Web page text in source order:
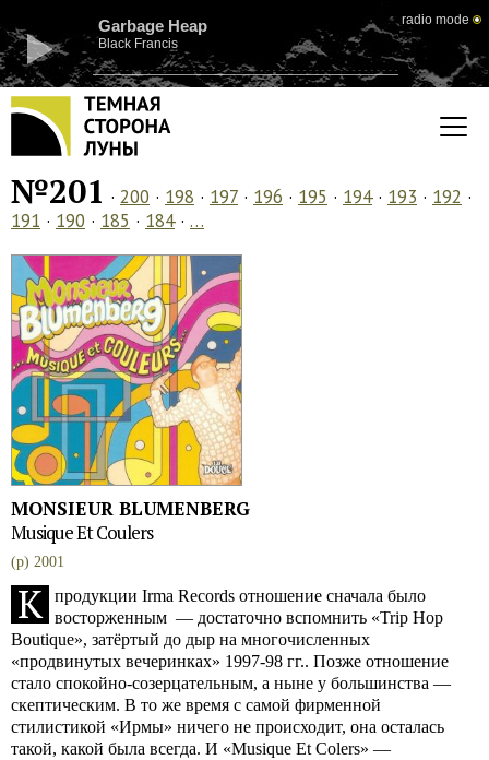
Garbage Heap
Black Francis
radio mode
№201 · 200 · 198 · 197 · 196 · 195 · 194· 193 · 192 ·
191 · 190 · 185 · 184· …
MONSIEUR BLUMENBERG
Musique Et Coulers
(p) 2001
К
продукции Irma Records отношение сначала было
восторженным — достаточно вспомнить «Trip Hop
Boutique», затёртый до дыр на многочисленных
«продвинутых вечеринках» 1997-98 гг.. Позже отношение
стало спокойно-созерцательным, а ныне у большинства —
скептическим. В то же время с самой фирменной
стилистикой «Ирмы» ничего не происходит, она осталась
такой, какой была всегда. И «Musique Et Colers» —